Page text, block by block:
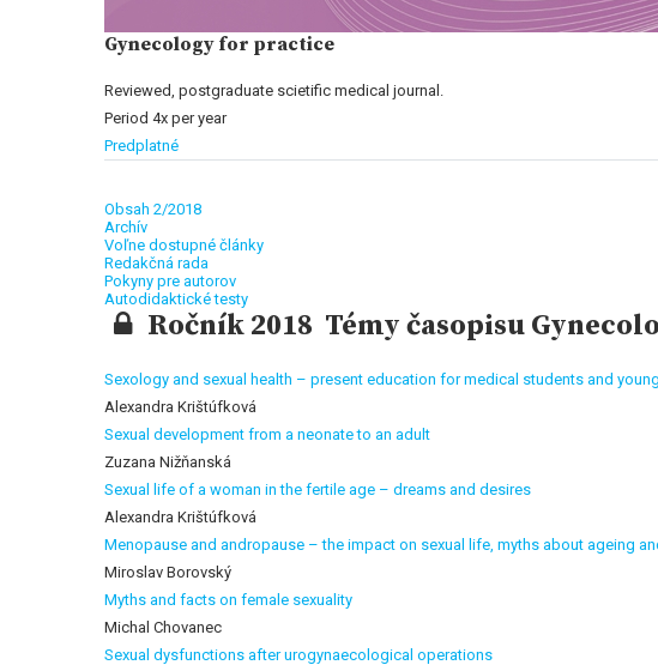
Gynecology for practice
Reviewed, postgraduate scietific medical journal.
Period 4x per year
Predplatné
Obsah 2/2018
Archív
Voľne dostupné články
Redakčná rada
Pokyny pre autorov
Autodidaktické testy
Ročník 2018 Témy časopisu
Sexology and sexual health – present education for medical students and
Alexandra Krištúfková
Sexual development from a neonate to an adult
Zuzana Nižňanská
Sexual life of a woman in the fertile age – dreams and desires
Alexandra Krištúfková
Menopause and andropause – the impact on sexual life, myths about ageing
Miroslav Borovský
Myths and facts on female sexuality
Michal Chovanec
Sexual dysfunctions after urogynaecological operations